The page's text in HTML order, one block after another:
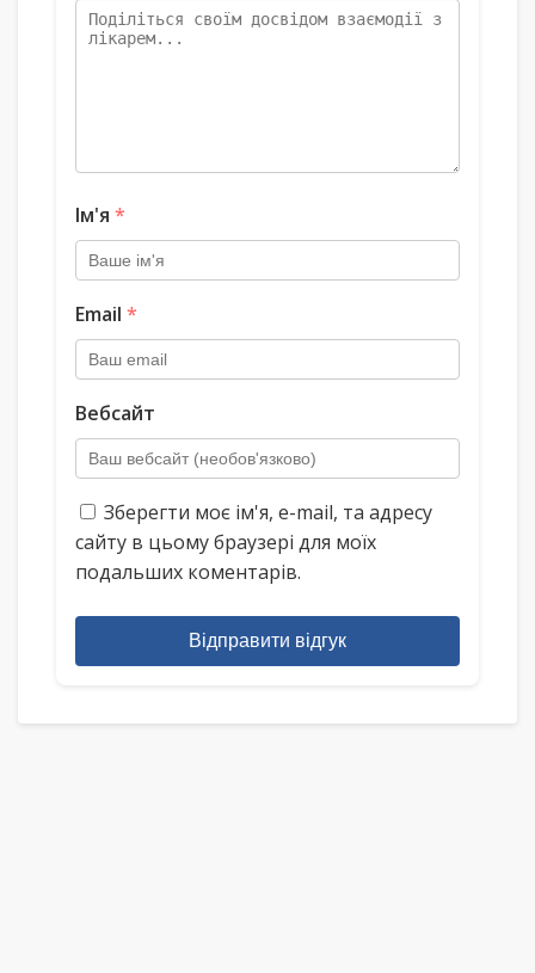
Ім'я *
Email *
Вебсайт
Зберегти моє ім'я, e-mail, та адресу
сайту в цьому браузері для моїх
подальших коментарів.
Відправити відгук